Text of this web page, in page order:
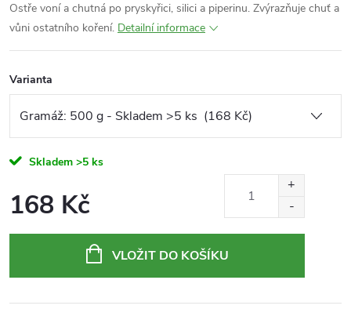
Ostře voní a chutná po pryskyřici, silici a piperinu. Zvýrazňuje chuť a
vůni ostatního koření. Detailní informace
Varianta
Skladem >5 ks
168 Kč
VLOŽIT DO KOŠÍKU